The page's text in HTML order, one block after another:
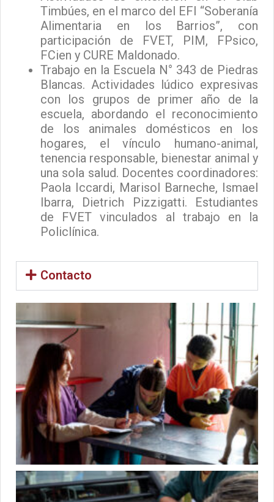
Timbúes, en el marco del EFI “Soberanía
Alimentaria en los Barrios”, con
participación de FVET, PIM, FPsico,
FCien y CURE Maldonado.
Trabajo en la Escuela N° 343 de Piedras
Blancas. Actividades lúdico expresivas
con los grupos de primer año de la
escuela, abordando el reconocimiento
de los animales domésticos en los
hogares, el vínculo humano-animal,
tenencia responsable, bienestar animal y
una sola salud. Docentes coordinadores:
Paola Iccardi, Marisol Barneche, Ismael
Ibarra, Dietrich Pizzigatti. Estudiantes
de FVET vinculados al trabajo en la
Policlínica.
Contacto